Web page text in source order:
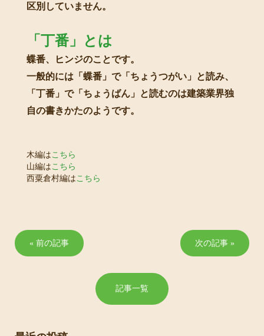
区別していません。
「丁番」とは
蝶番、ヒンジのことです。
一般的には「蝶番」で「ちょうつがい」と読み、
「丁番」で「ちょうばん」と読むのは建築業界独
自の書きかたのようです。
木編は こちら
山編は こちら
西粟倉村編は こちら
次の記事 »
« 前の記事
記事一覧